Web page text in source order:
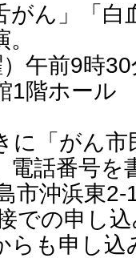
ん」「白
午前9時
1階ホール
「がん市
電話番号
市沖浜東
での申し
らも申し込